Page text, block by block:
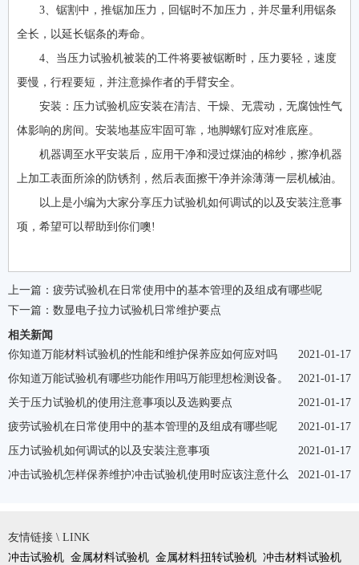
3、锯割中，推锯加压力，回锯时不加压力，并尽量利用锯条
全长，以延长锯条的寿命。
4、当压力试验机被装的工件将要被锯断时，压力要轻，速度
要慢，行程要短，并注意操作者的手臂安全。
安装：压力试验机应安装在清洁、干燥、无震动，无腐蚀性气
体影响的房间。安装地基应牢固可靠，地脚螺钉应对准底座。
机器调至水平安装后，应用干净和浸过煤油的棉纱，擦净机器
上加工表面所涂的防锈剂，然后表面擦干净并涂薄薄一层机械油。
以上是小编为大家分享压力试验机如何调试的以及安装注意事
项，希望可以帮助到你们噢!
上一篇： 疲劳试验机在日常使用中的基本管理的及组成有哪些呢
下一篇： 数显电子拉力试验机日常维护要点
相关新闻
2021-01-17
你知道万能材料试验机的性能和维护保养应如何应对吗
2021-01-17
你知道万能试验机有哪些功能作用吗万能理想检测设备。
2021-01-17
关于压力试验机的使用注意事项以及选购要点
2021-01-17
疲劳试验机在日常使用中的基本管理的及组成有哪些呢
2021-01-17
压力试验机如何调试的以及安装注意事项
2021-01-17
冲击试验机怎样保养维护冲击试验机使用时应该注意什么
友情链接 \ LINK
冲击试验机 金属材料试验机 金属材料扭转试验机 冲击材料试验机